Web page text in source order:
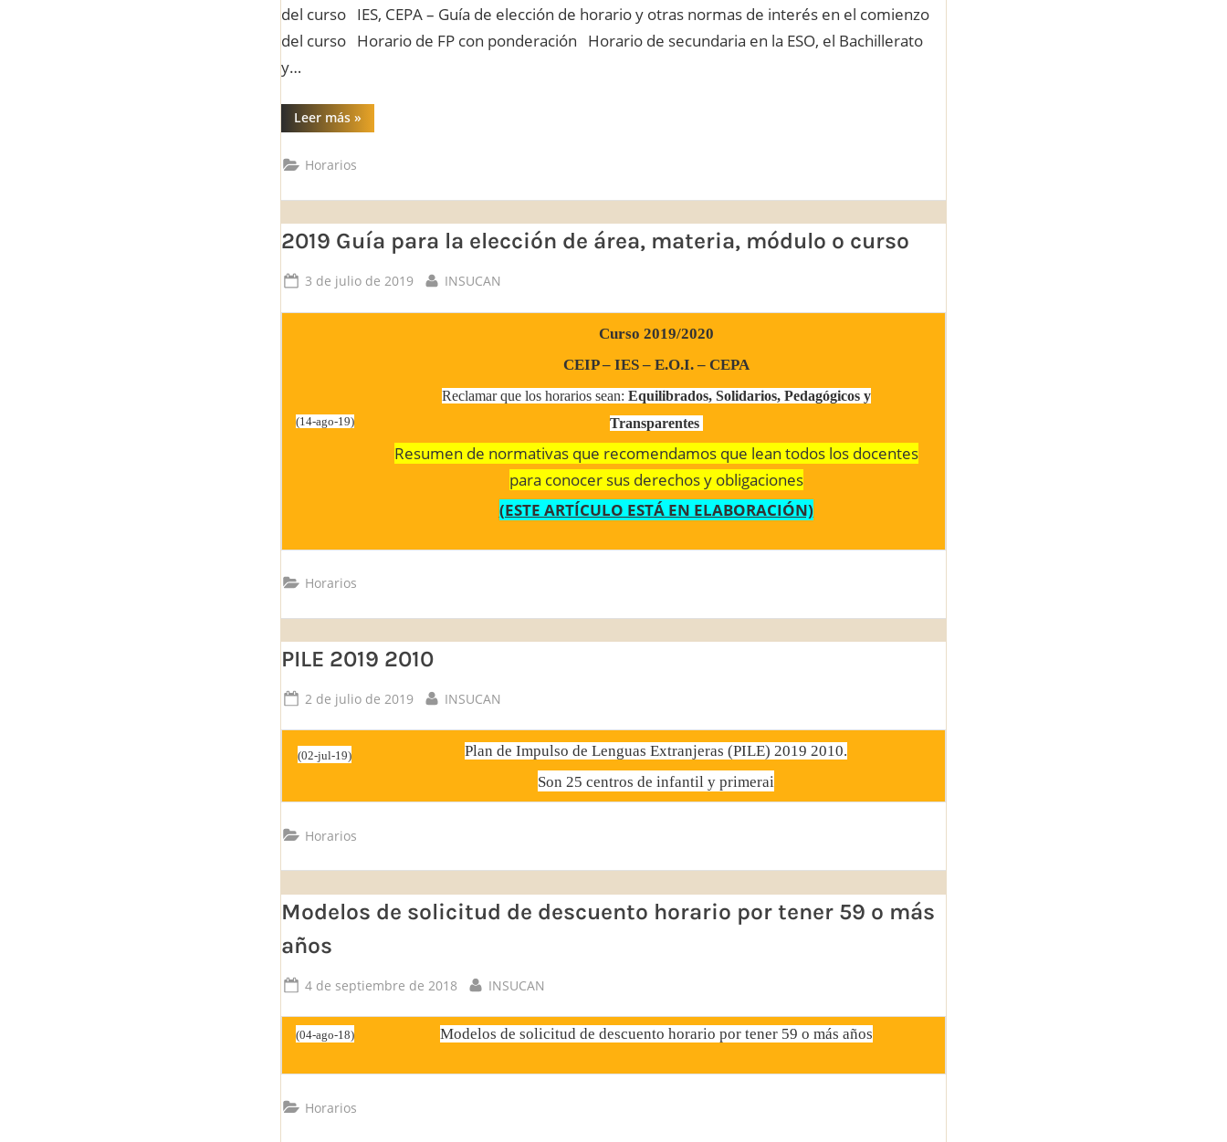
del curso IES, CEPA – Guía de elección de horario y otras normas de interés en el comienzo
del curso Horario de FP con ponderación Horario de secundaria en la ESO, el Bachillerato
y…
Leer más“Horarios”
»
Horarios
2019 Guía para la elección de área, materia, módulo o curso
Posted
3 de julio de 2019 By
INSUCAN
(14-ago-19)
Curso 2019/2020
CEIP – IES – E.O.I. – CEPA
Reclamar que los horarios sean: Equilibrados, Solidarios, Pedagógicos y
Transparentes
Resumen de normativas que recomendamos que lean todos los docentes
para conocer sus derechos y obligaciones
(ESTE ARTÍCULO ESTÁ EN ELABORACIÓN)
Horarios
PILE 2019 2010
Posted
2 de julio de 2019 By
INSUCAN
(02-jul-19)
Plan de Impulso de Lenguas Extranjeras (PILE) 2019 2010.
Son 25 centros de infantil y primerai
Horarios
Modelos de solicitud de descuento horario por tener 59 o más
años
Posted
4 de septiembre de 2018 By
INSUCAN
(04-ago-18) Modelos de solicitud de descuento horario por tener 59 o más años
Horarios